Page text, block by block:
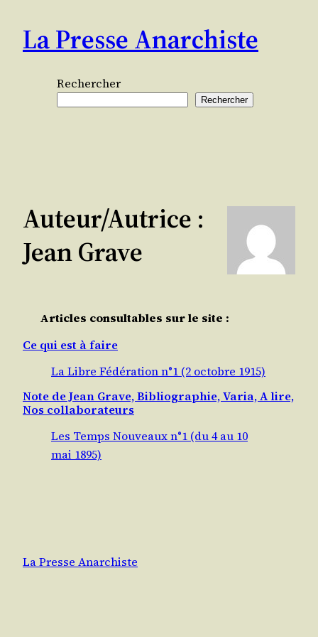
contenu
La Presse Anarchiste
Rechercher
Rechercher
Auteur/autrice :
Jean Grave
Articles consultables sur le site :
Ce qui est à faire
La Libre Fédération n°1 (2 octobre 1915)
Note de Jean Grave, Bibliographie, Varia, A lire,
Nos collaborateurs
Les Temps Nouveaux n°1 (du 4 au 10
mai 1895)
La Presse Anarchiste